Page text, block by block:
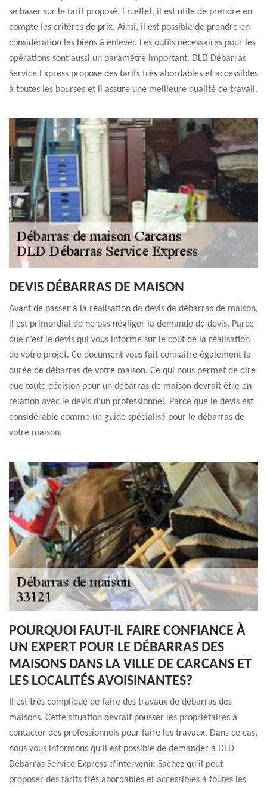
se baser sur le tarif proposé. En effet, il est utile de prendre en
compte les critères de prix. Ainsi, il est possible de prendre en
considération les biens à enlever. Les outils nécessaires pour les
opérations sont aussi un paramètre important. DLD Débarras
Service Express propose des tarifs très abordables et accessibles
à toutes les bourses et il assure une meilleure qualité de travail.
DEVIS DÉBARRAS DE MAISON
Avant de passer à la réalisation de devis de débarras de maison,
il est primordial de ne pas négliger la demande de devis. Parce
que c’est le devis qui vous informe sur le coût de la réalisation
de votre projet. Ce document vous fait connaitre également la
durée de débarras de votre maison. Ce qui nous permet de dire
que toute décision pour un débarras de maison devrait être en
relation avec le devis d’un professionnel. Parce que le devis est
considérable comme un guide spécialisé pour le débarras de
votre maison.
POURQUOI FAUT-IL FAIRE CONFIANCE À
UN EXPERT POUR LE DÉBARRAS DES
MAISONS DANS LA VILLE DE CARCANS ET
LES LOCALITÉS AVOISINANTES?
Il est très compliqué de faire des travaux de débarras des
maisons. Cette situation devrait pousser les propriétaires à
contacter des professionnels pour faire les travaux. Dans ce cas,
nous vous informons qu'il est possible de demander à DLD
Débarras Service Express d'intervenir. Sachez qu'il peut
proposer des tarifs très abordables et accessibles à toutes les